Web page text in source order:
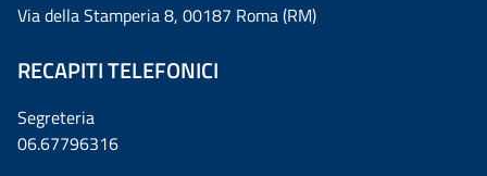
Via della Stamperia 8, 00187 Roma (RM)
RECAPITI TELEFONICI
Segreteria
06.67796316